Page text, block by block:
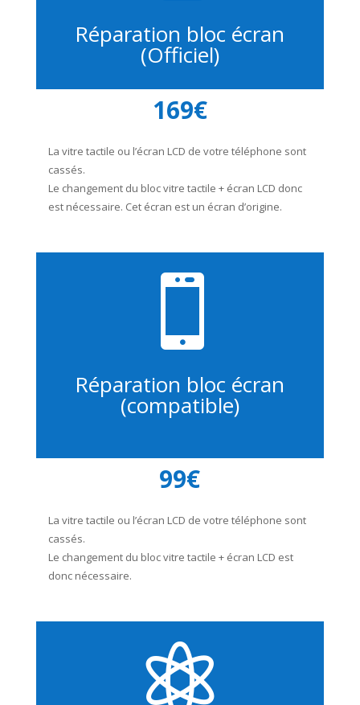
Réparation bloc écran
(Officiel)
169€
La vitre tactile ou l’écran LCD de votre téléphone sont
cassés.
Le changement du bloc vitre tactile + écran LCD donc
est nécessaire. Cet écran est un écran d’origine.

Réparation bloc écran
(compatible)
99€
La vitre tactile ou l’écran LCD de votre téléphone sont
cassés.
Le changement du bloc vitre tactile + écran LCD est
donc nécessaire.
